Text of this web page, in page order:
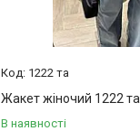
1222 та
Жакет жіночий 1222 та
В наявності